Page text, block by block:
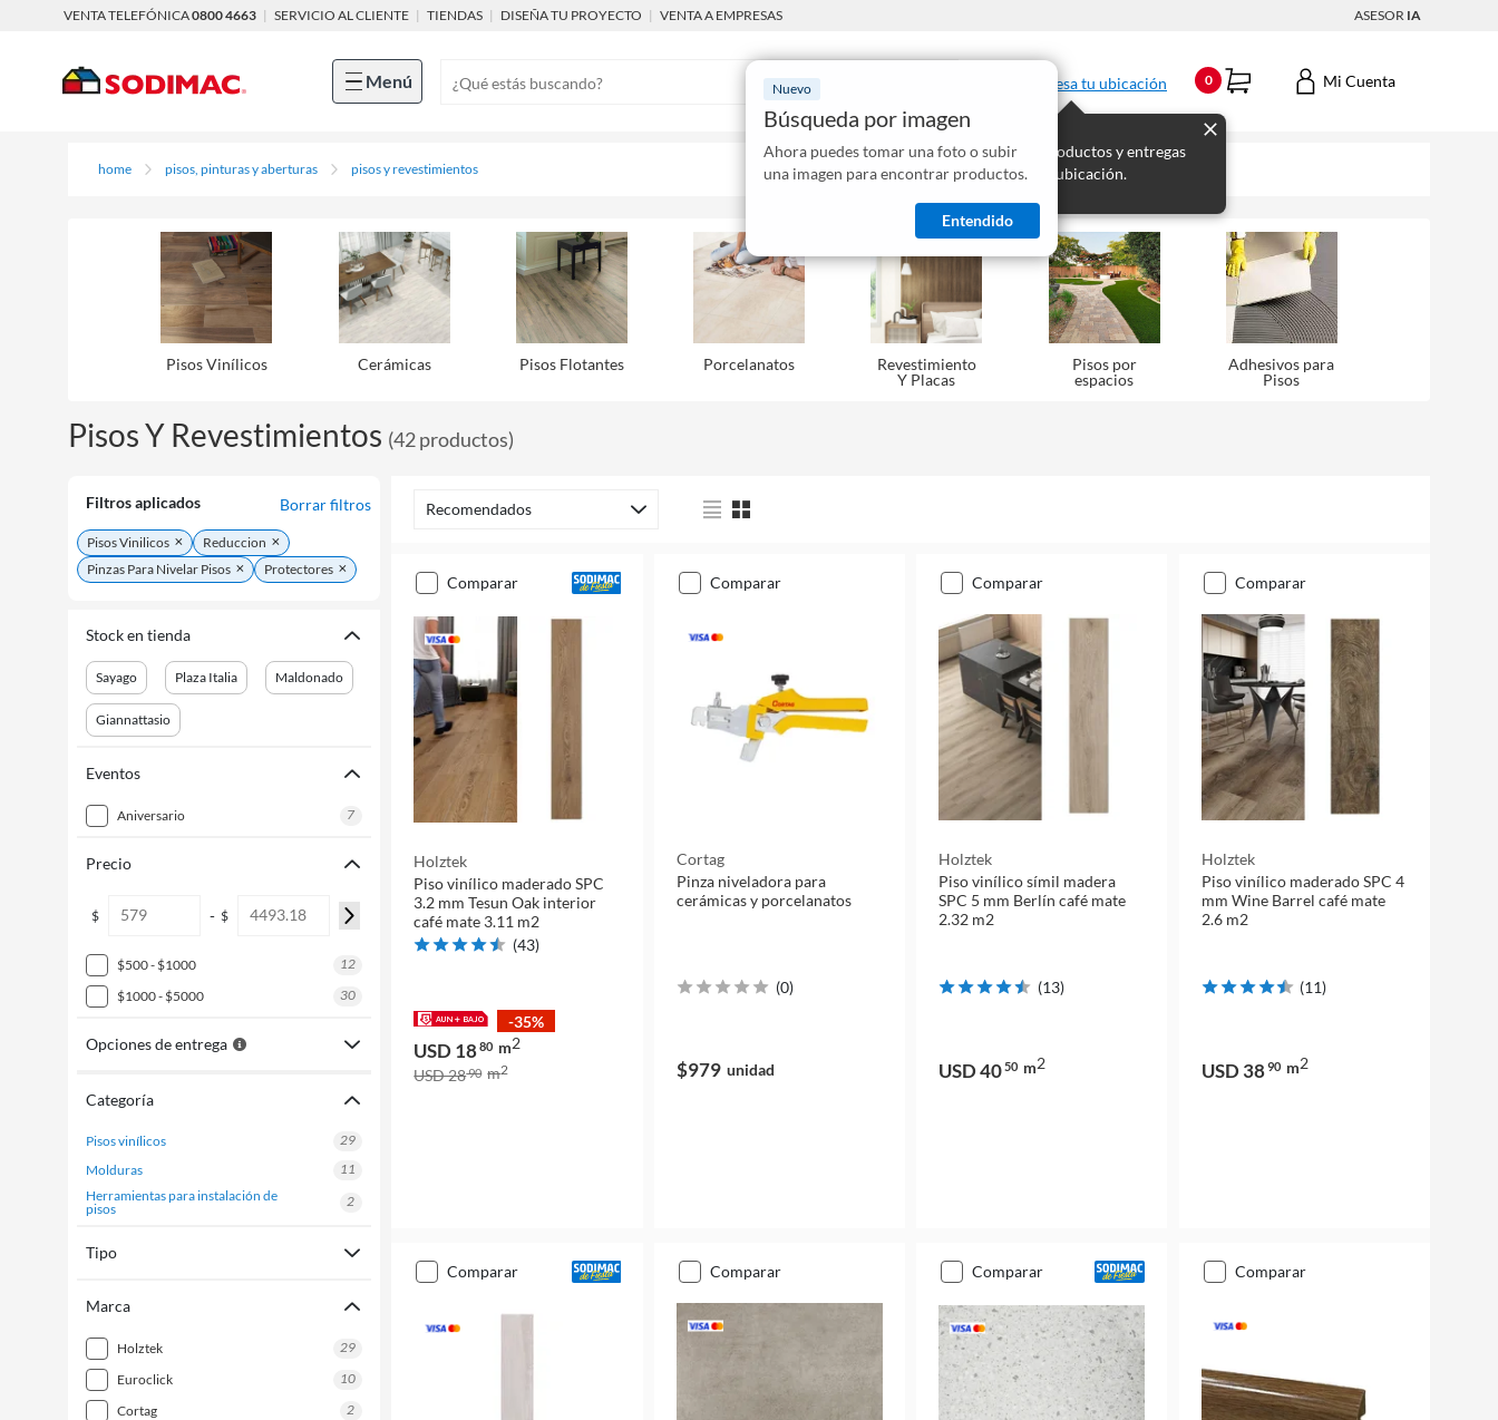
VENTA TELEFÓNICA0800 4663 | SERVICIO AL CLIENTE | TIENDAS | DISEÑA TU PROYECTO | VENTA A EMPRESAS ASESOR IA
Menú Nuevo
Búsqueda por imagen
Ahora puedes tomar una foto o subir
una imagen para encontrar productos.
Entendido
Ingresa tu ubicación
Mostraremos los productos y entregas
disponibles para tu ubicación.
0 Mi Cuenta
home pisos, pinturas y aberturas pisos y revestimientos
Pisos Viní­licos Cerámicas Pisos Flotantes Porcelanatos
Revestimiento
Y Placas
Pisos por
espacios
Adhesivos para
Pisos
Pisos Y Revestimientos (42productos)
Filtros aplicados Borrar filtros
Pisos Vinilicos
Reduccion
Pinzas Para Nivelar Pisos
Protectores
Stock en tienda
Sayago Plaza Italia Maldonado
Giannattasio
Eventos
aniversario 7
Precio
$ - $
$500 - $1000
12
$1000 - $5000
30
Opciones de entrega
Categoría
pisos vinílicos
29
molduras
11
herramientas para instalación de
pisos
2
Tipo
Marca
holztek
29
euroclick
10
cortag
2
Recomendados
comparar
Holztek
Piso vinílico maderado SPC
3.2 mm Tesun Oak interior
café mate 3.11 m2
(43)
-35%
USD 1880 m2
USD 2890 m2
comparar
Cortag
Pinza niveladora para
cerámicas y porcelanatos
(0)
$979 unidad
comparar
Holztek
Piso vinílico símil madera
SPC 5 mm Berlín café mate
2.32 m2
(13)
USD 4050 m2
comparar
Holztek
Piso vinílico maderado SPC 4
mm Wine Barrel café mate
2.6 m2
(11)
USD 3890 m2
comparar comparar comparar comparar